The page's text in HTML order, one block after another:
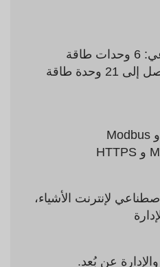
سعة الذكاء الاصطناعي: 6 وحدات طاقة
استيعابية افتراضية تصل إلى 21 وحدة طاقة
يدعم ModbusRTU و Modbus
لإنترنت الأشياء،